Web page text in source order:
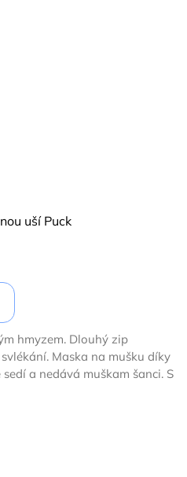
uší Puck
hmyzem. Dlouhý zip
Maska na mušku díky
a nedává muškam šanci. S